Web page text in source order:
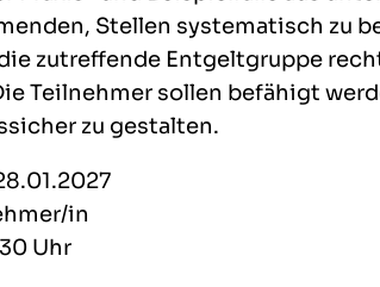
Stellen systematisch zu
zutreffende Entgeltgruppe
Teilnehmer sollen befähigt
zu gestalten.
in
Uhr